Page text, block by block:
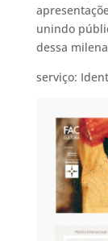
unindo
dessa
serviço: